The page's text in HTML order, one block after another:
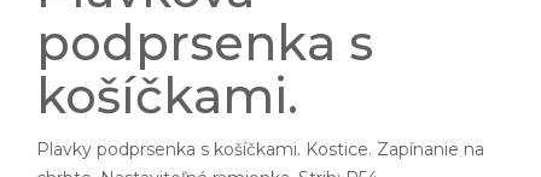
podprsenka s
košíčkami.
Plavky podprsenka s košíčkami. Kostice. Zapínanie na